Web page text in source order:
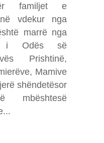
familjet e
vdekur nga
marrë nga
i Odës së
Prishtinë,
Mamive
shëndetësor
mbështesë